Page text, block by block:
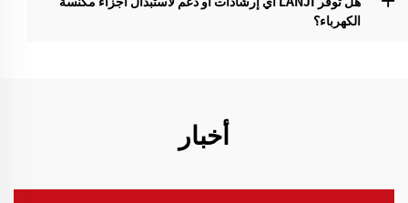
الكهرباء؟‌
أخبار